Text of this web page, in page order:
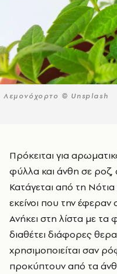
Λεμονόχορτο © Unsplash
Πρόκειται για αρωματικό θάμνο με λογχοειδή στενά
φύλλα και άνθη σε
Κατάγεται από τη
εκείνοι που την
Ανήκει στη λίστα με
διαθέτει διάφορες
χρησιμοποιείται σαν
προκύπτουν από τα